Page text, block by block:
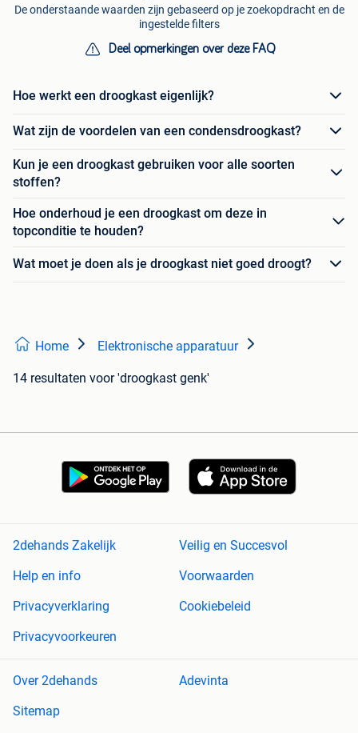
De onderstaande waarden zijn gebaseerd op je zoekopdracht en de
ingestelde filters
Deel opmerkingen over deze FAQ
Hoe werkt een droogkast eigenlijk?
Wat zijn de voordelen van een condensdroogkast?
Kun je een droogkast gebruiken voor alle soorten
stoffen?
Hoe onderhoud je een droogkast om deze in
topconditie te houden?
Wat moet je doen als je droogkast niet goed droogt?
Home Elektronische apparatuur
14 resultaten voor 'droogkast genk'
2dehands Zakelijk
Veilig en Succesvol
Help en info
Voorwaarden
Privacyverklaring
Cookiebeleid
Privacyvoorkeuren
Over 2dehands
Adevinta
Sitemap